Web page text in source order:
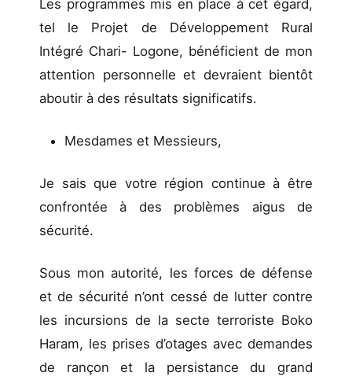
Les programmes mis en place à cet égard,
tel le Projet de Développement Rural
Intégré Chari- Logone, bénéficient de mon
attention personnelle et devraient bientôt
aboutir à des résultats significatifs.
Mesdames et Messieurs,
Je sais que votre région continue à être
confrontée à des problèmes aigus de
sécurité.
Sous mon autorité, les forces de défense
et de sécurité n’ont cessé de lutter contre
les incursions de la secte terroriste Boko
Haram, les prises d’otages avec demandes
de rançon et la persistance du grand